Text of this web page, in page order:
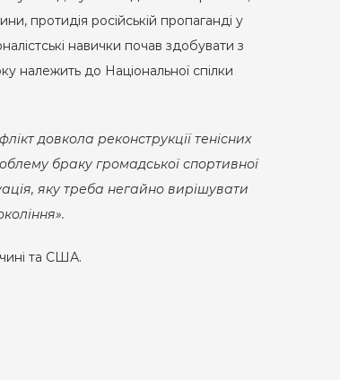
протидія російській пропаганді у
навички почав здобувати з
належить до Національної спілки
довкола реконструкції тенісних
браку громадської спортивної
яку треба негайно вирішувати
та США.